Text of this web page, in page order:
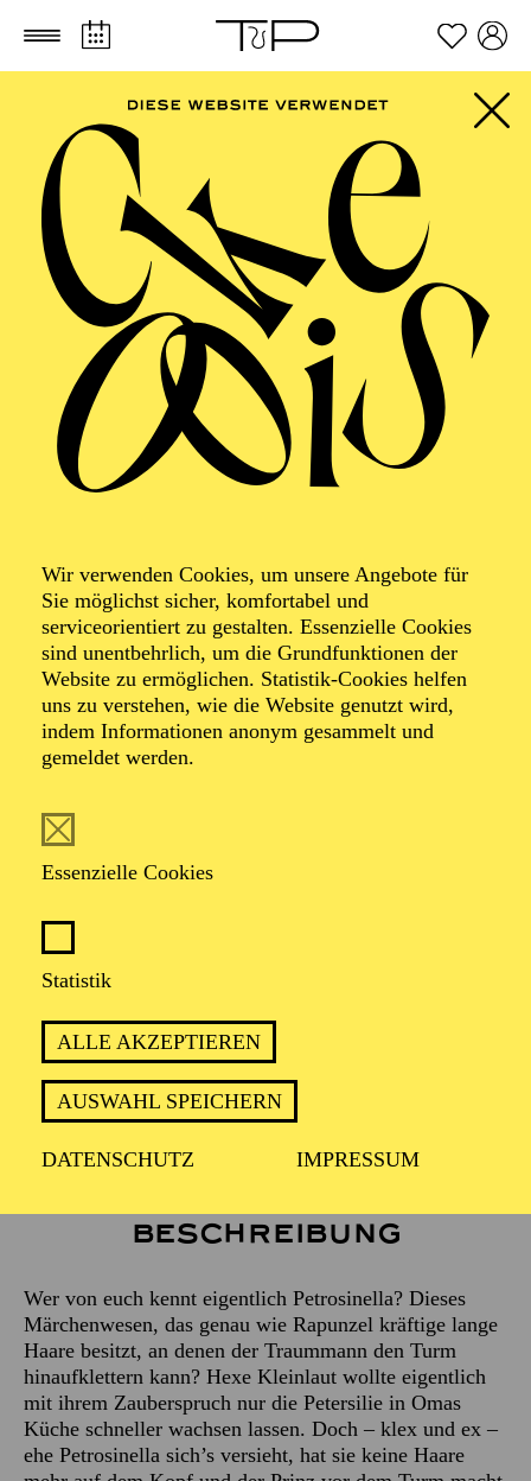
Zum Hauptinhalt springen Zum Footer springen
Wir verwenden Cookies, um unsere Angebote für
Sie möglichst sicher, komfortabel und
serviceorientiert zu gestalten. Essenzielle Cookies
sind unentbehrlich, um die Grundfunktionen der
Website zu ermöglichen. Statistik-Cookies helfen
uns zu verstehen, wie die Website genutzt wird,
indem Informationen anonym gesammelt und
gemeldet werden.
Essenzielle Cookies
Statistik
ALLE AKZEPTIEREN
AUSWAHL SPEICHERN
DATENSCHUTZ IMPRESSUM
AALTO MUSIKTHEATER
Oper Kleinlaut
Petro­sinella, lass
dein Haar herunter!
Ein Kinderstück von Heribert Feckler und
Marie-Helen Joël
Empfohlen ab 3 Jahren
Beschreibung
Wer von euch kennt eigentlich Petrosinella? Dieses
Märchenwesen, das genau wie Rapunzel kräftige lange
Haare besitzt, an denen der Traummann den Turm
hinaufklettern kann? Hexe Kleinlaut wollte eigentlich
mit ihrem Zauberspruch nur die Petersilie in Omas
Küche schneller wachsen lassen. Doch – klex und ex –
ehe Petrosinella sich’s versieht, hat sie keine Haare